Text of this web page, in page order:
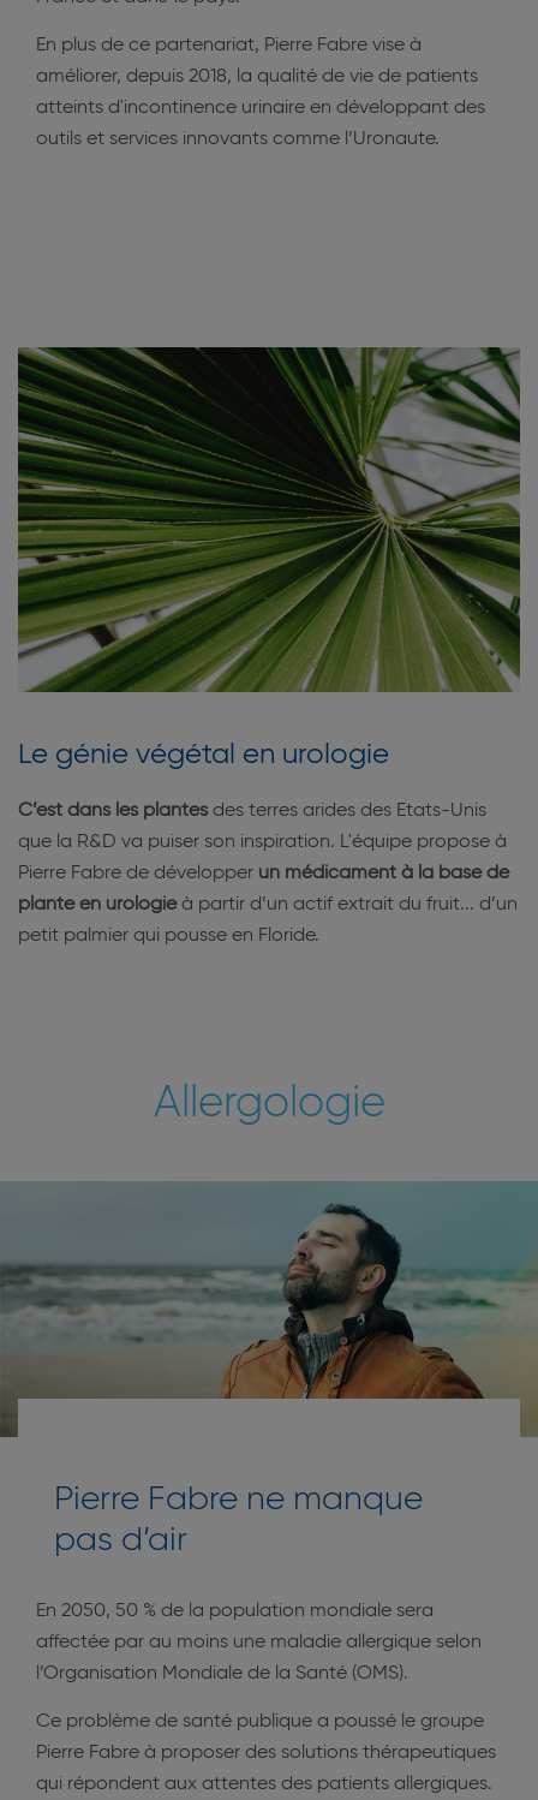
En plus de ce partenariat, Pierre Fabre vise à
améliorer, depuis 2018, la qualité de vie de patients
atteints d'incontinence urinaire en développant des
outils et services innovants comme l’Uronaute.
Le génie végétal en urologie
C’est dans les plantes des terres arides des Etats-Unis
que la R&D va puiser son inspiration. L'équipe propose à
Pierre Fabre de développer un médicament à la base de
plante en urologieà partir d’un actif extrait du fruit... d’un
petit palmier qui pousse en Floride.
Allergologie
Pierre Fabre ne manque
pas d’air
En 2050, 50 % de la population mondiale sera
affectée par au moins une maladie allergique selon
l’Organisation Mondiale de la Santé (OMS).
Ce problème de santé publique a poussé le groupe
Pierre Fabre à proposer des solutions thérapeutiques
qui répondent aux attentes des patients allergiques.